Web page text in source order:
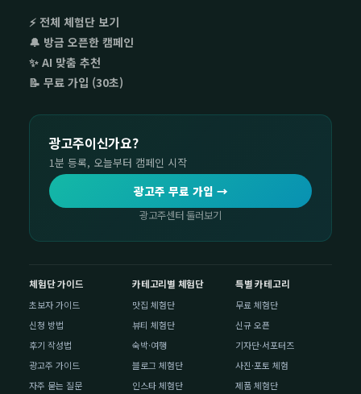
⚡ 전체 체험단 보기
🔔 방금 오픈한 캠페인
✨ AI 맞춤 추천
📝 무료 가입 (30초)
광고주이신가요?
1분 등록, 오늘부터 캠페인 시작
광고주 무료 가입 →
광고주센터 둘러보기
체험단 가이드
초보자 가이드
신청 방법
후기 작성법
광고주 가이드
자주 묻는 질문
카테고리별 체험단
맛집 체험단
뷰티 체험단
숙박·여행
블로그 체험단
인스타 체험단
특별 카테고리
무료 체험단
신규 오픈
기자단·서포터즈
사진·포토 체험
제품 체험단